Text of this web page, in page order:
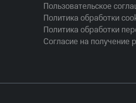
Пользовательское
Политика обработки
Политика обработки
Согласие на получение